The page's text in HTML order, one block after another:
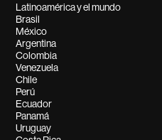
Latinoamérica y el mundo
Brasil
México
Argentina
Colombia
Venezuela
Chile
Perú
Ecuador
Panamá
Uruguay